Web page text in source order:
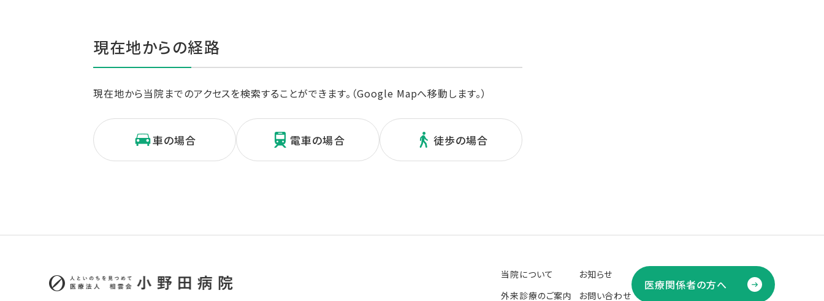
現在地からの経路
現在地から当院までのアクセスを検索することができます。（Google Mapへ移動します。）
車の場合 電車の場合 徒歩の場合
当院について
外来診療のご案内
お知らせ
お問い合わせ
医療関係者の方へ